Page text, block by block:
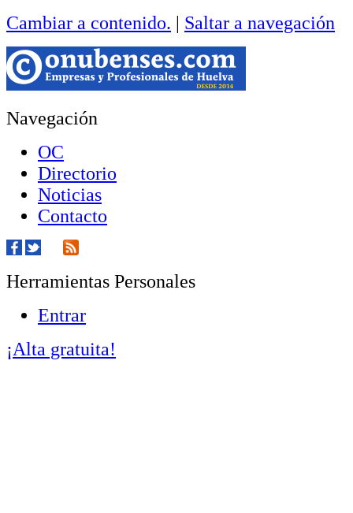
Cambiar a contenido. | Saltar a navegación
Navegación
OC
Directorio
Noticias
Contacto
Herramientas Personales
Entrar
¡Alta gratuita!